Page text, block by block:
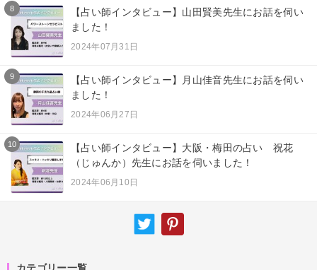
8
【占い師インタビュー】山田賢美先生にお話を伺い
ました！
2024年07月31日
9
【占い師インタビュー】月山佳音先生にお話を伺い
ました！
2024年06月27日
10
【占い師インタビュー】大阪・梅田の占い 祝花
（じゅんか）先生にお話を伺いました！
2024年06月10日